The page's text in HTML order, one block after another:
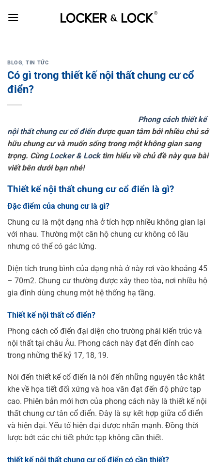
BLOG,TIN TỨC
Có gì trong thiết kế nội thất chung cư cổ
điển?
Phong cách thiết kế
nội thất chung cư cổ điểnđược quan tâm bởi nhiều chủ sở
hữu chung cư và muốn sống trong một không gian sang
trọng. CùngLocker & Locktìm hiểu về chủ đề này qua bài
viết bên dưới bạn nhé!
Thiết kế nội thất chung cư cổ điển là gì?
Đặc điểm của chung cư là gì?
Chung cư là một dạng nhà ở tích hợp nhiều không gian lại
với nhau. Thường một căn hộ chung cư không có lầu
nhưng có thể có gác lửng.
Diện tích trung bình của dạng nhà ở này rơi vào khoảng 45
– 70m2. Chung cư thường được xây theo tòa, nơi nhiều hộ
gia đình dùng chung một hệ thống hạ tầng.
Thiết kế nội thất cổ điển?
Phong cách cổ điển đại diện cho trường phái kiến trúc và
nội thất tại châu Âu. Phong cách này đạt đến đỉnh cao
trong những thế kỷ 17, 18, 19.
Nói đến thiết kế cổ điển là nói đến những nguyên tắc khắt
khe về họa tiết đối xứng và hoa văn đạt đến độ phức tạp
cao. Phiên bản mới hơn của phong cách này là thiết kế nội
thất chung cư tân cổ điển. Đây là sự kết hợp giữa cổ điển
và hiện đại. Yếu tố hiện đại được nhấn mạnh. Đồng thời
lược bớt các chi tiết phức tạp không cần thiết.
thiết kế nội thất chung cư cổ điển có cần thiết?